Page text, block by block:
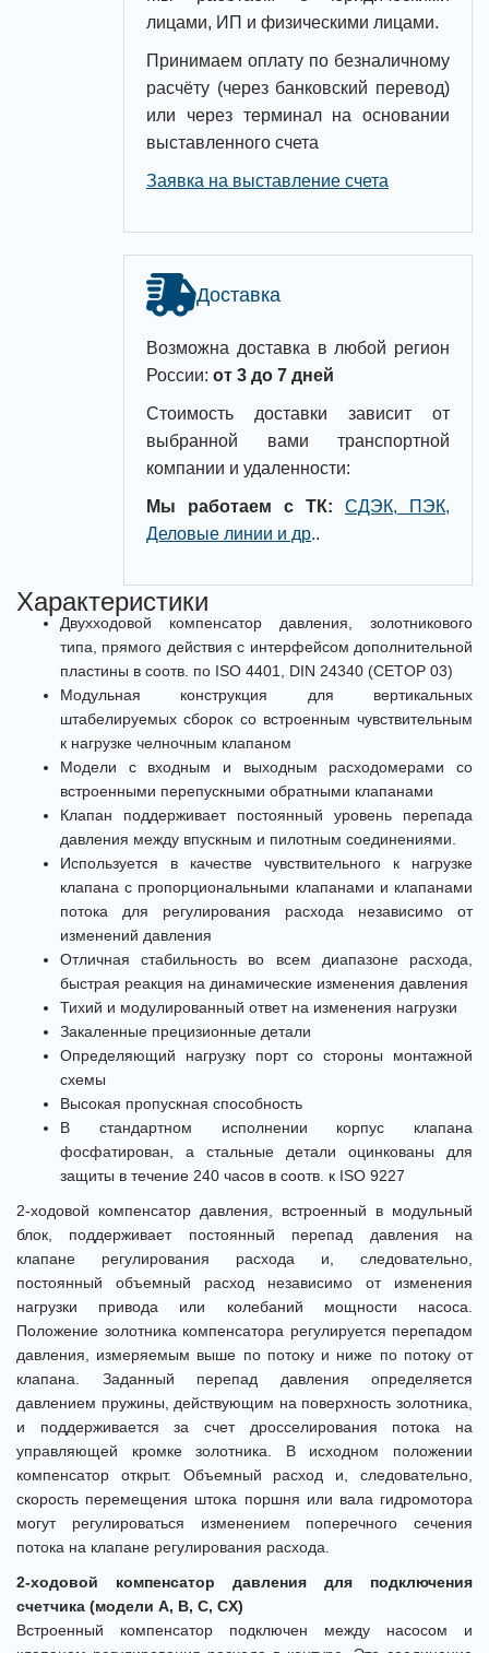
лицами, ИП и физическими лицами.
Принимаем оплату по безналичному
расчёту (через банковский перевод)
или через терминал на основании
выставленного счета
Заявка на выставление счета
Доставка
Возможна доставка в любой регион
России: от 3 до 7 дней
Стоимость доставки зависит от
выбранной вами транспортной
компании и удаленности:
Мы работаем с ТК:
СДЭК, ПЭК,
Деловые линии и др..
Характеристики
Двухходовой компенсатор давления, золотникового
типа, прямого действия с интерфейсом дополнительной
пластины в соотв. по ISO 4401, DIN 24340 (CETOP 03)
Модульная конструкция для вертикальных
штабелируемых сборок со встроенным чувствительным
к нагрузке челночным клапаном
Модели с входным и выходным расходомерами со
встроенными перепускными обратными клапанами
Клапан поддерживает постоянный уровень перепада
давления между впускным и пилотным соединениями.
Используется в качестве чувствительного к нагрузке
клапана с пропорциональными клапанами и клапанами
потока для регулирования расхода независимо от
изменений давления
Отличная стабильность во всем диапазоне расхода,
быстрая реакция на динамические изменения давления
Тихий и модулированный ответ на изменения нагрузки
Закаленные прецизионные детали
Определяющий нагрузку порт со стороны монтажной
схемы
Высокая пропускная способность
В стандартном исполнении корпус клапана
фосфатирован, а стальные детали оцинкованы для
защиты в течение 240 часов в соотв. к ISO 9227
2-ходовой компенсатор давления, встроенный в модульный
блок, поддерживает постоянный перепад давления на
клапане регулирования расхода и, следовательно,
постоянный объемный расход независимо от изменения
нагрузки привода или колебаний мощности насоса.
Положение золотника компенсатора регулируется перепадом
давления, измеряемым выше по потоку и ниже по потоку от
клапана. Заданный перепад давления определяется
давлением пружины, действующим на поверхность золотника,
и поддерживается за счет дросселирования потока на
управляющей кромке золотника. В исходном положении
компенсатор открыт. Объемный расход и, следовательно,
скорость перемещения штока поршня или вала гидромотора
могут регулироваться изменением поперечного сечения
потока на клапане регулирования расхода.
2-ходовой компенсатор давления для подключения
счетчика (модели A, B, C, CX)
Встроенный компенсатор подключен между насосом и